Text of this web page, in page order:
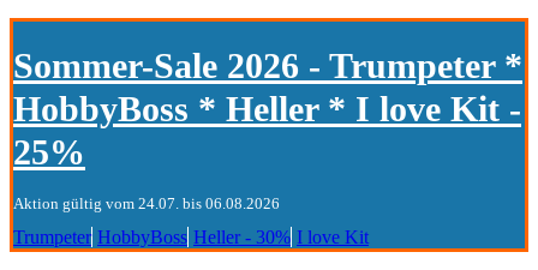
Sommer-Sale 2026 - Trumpeter *
HobbyBoss * Heller * I love Kit -
25%
Aktion gültig vom 24.07. bis 06.08.2026
Trumpeter HobbyBoss Heller - 30% I love Kit